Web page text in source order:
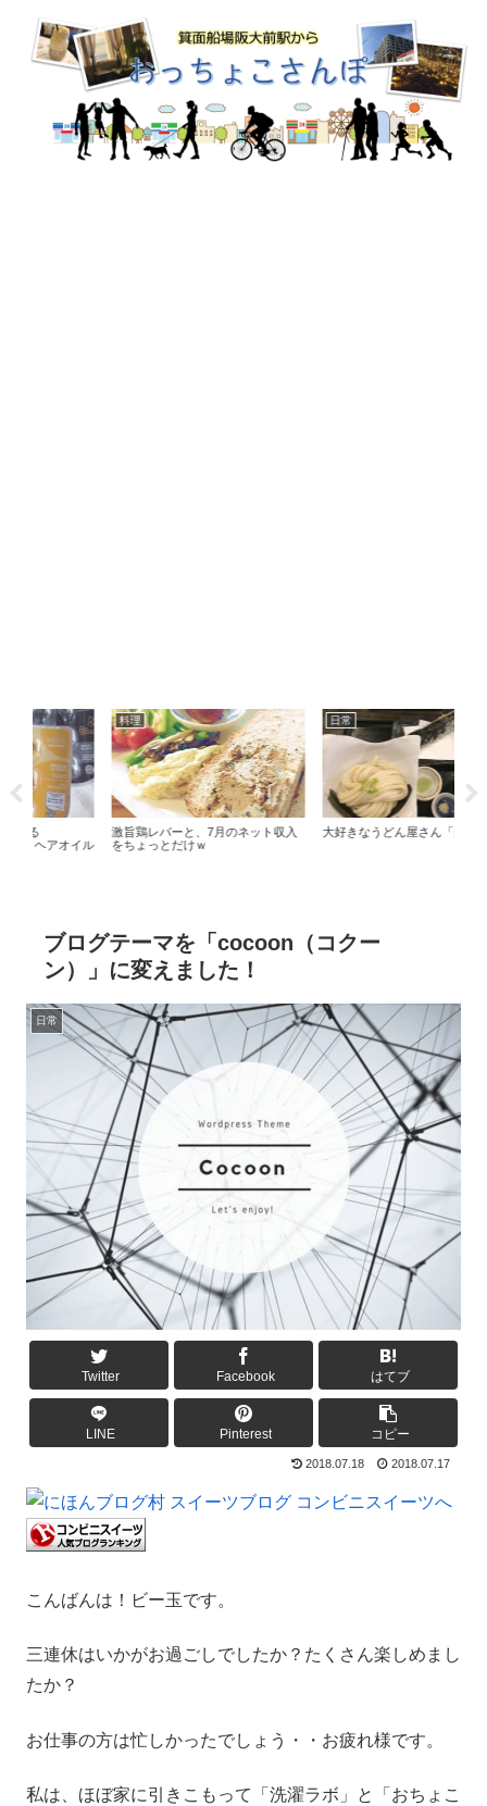
料理
激旨鶏レバーと、7月のネット収入
をちょっとだけｗ
日常
大好きなうどん屋さん「白庵」
ブログテーマを「cocoon（コクー
ン）」に変えました！
日常
Twitter Facebook はてブ
LINE Pinterest コピー
2018.07.18 2018.07.17
こんばんは！ビー玉です。
三連休はいかがお過ごしでしたか？たくさん楽しめまし
たか？
お仕事の方は忙しかったでしょう・・お疲れ様です。
私は、ほぼ家に引きこもって「洗濯ラボ」と「おちょこ